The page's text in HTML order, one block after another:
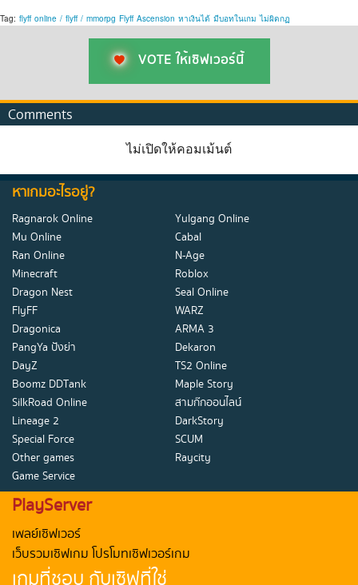
Tag: flyff online / flyff / mmorpg Flyff Ascension หาเงินได้ มีบอทในเกม ไม่ผิดกฏ
VOTE ให้เซิฟเวอร์นี้
Comments
ไม่เปิดให้คอมเม้นต์
หาเกมอะไรอยู่?
Ragnarok Online
Yulgang Online
Mu Online
Cabal
Ran Online
N-Age
Minecraft
Roblox
Dragon Nest
Seal Online
FlyFF
WARZ
Dragonica
ARMA 3
PangYa ปังย่า
Dekaron
DayZ
TS2 Online
Boomz DDTank
Maple Story
SilkRoad Online
สามก๊กออนไลน์
Lineage 2
DarkStory
Special Force
SCUM
Other games
Raycity
Game Service
PlayServer
เพลย์เซิฟเวอร์
เว็บรวมเซิฟเกม โปรโมทเซิฟเวอร์เกม
เกมที่ชอบ กับเซิฟที่ใช่